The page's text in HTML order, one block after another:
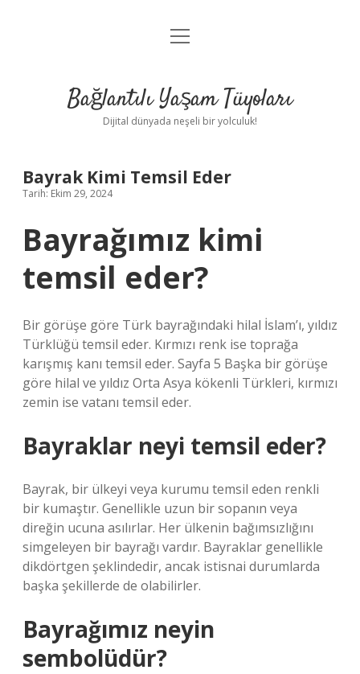
Anasayfa
Yasal Uyarı
menüyü
Bağlantılı Yaşam Tüyoları
Dijital dünyada neşeli bir yolculuk!
Bayrak Kimi Temsil Eder
Tarih: Ekim 29, 2024
Bayrağımız kimi
temsil eder?
Bir görüşe göre Türk bayrağındaki hilal İslam’ı, yıldız
Türklüğü temsil eder. Kırmızı renk ise toprağa
karışmış kanı temsil eder. Sayfa 5 Başka bir görüşe
göre hilal ve yıldız Orta Asya kökenli Türkleri, kırmızı
zemin ise vatanı temsil eder.
Bayraklar neyi temsil eder?
Bayrak, bir ülkeyi veya kurumu temsil eden renkli
bir kumaştır. Genellikle uzun bir sopanın veya
direğin ucuna asılırlar. Her ülkenin bağımsızlığını
simgeleyen bir bayrağı vardır. Bayraklar genellikle
dikdörtgen şeklindedir, ancak istisnai durumlarda
başka şekillerde de olabilirler.
Bayrağımız neyin
sembolüdür?